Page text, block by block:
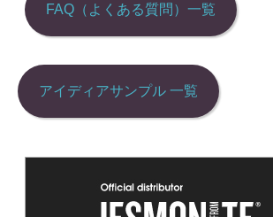
FAQ（よくある質問）一覧
アイディアサンプル 一覧